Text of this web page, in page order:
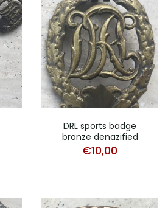
DRL sports badge
bronze denazified
€10,00